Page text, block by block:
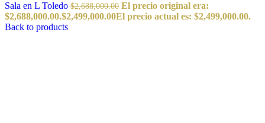
Sala en L Toledo $2,688,000.00 El precio original era:
$2,688,000.00.$2,499,000.00El precio actual es: $2,499,000.00.
Back to products